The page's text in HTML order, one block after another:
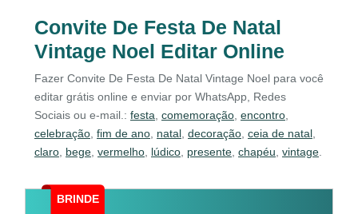
Convite De Festa De Natal
Vintage Noel Editar Online
Fazer Convite De Festa De Natal Vintage Noel para você
editar grátis online e enviar por WhatsApp, Redes
Sociais ou e-mail.: festa comemoração encontro
celebração fim de ano natal decoração ceia de natal
claro bege vermelho lúdico presente chapéu vintage
BRINDE